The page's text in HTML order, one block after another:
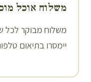
משלוח אוכל
משלוח מבוקר לכל
יימסרו בתיאום